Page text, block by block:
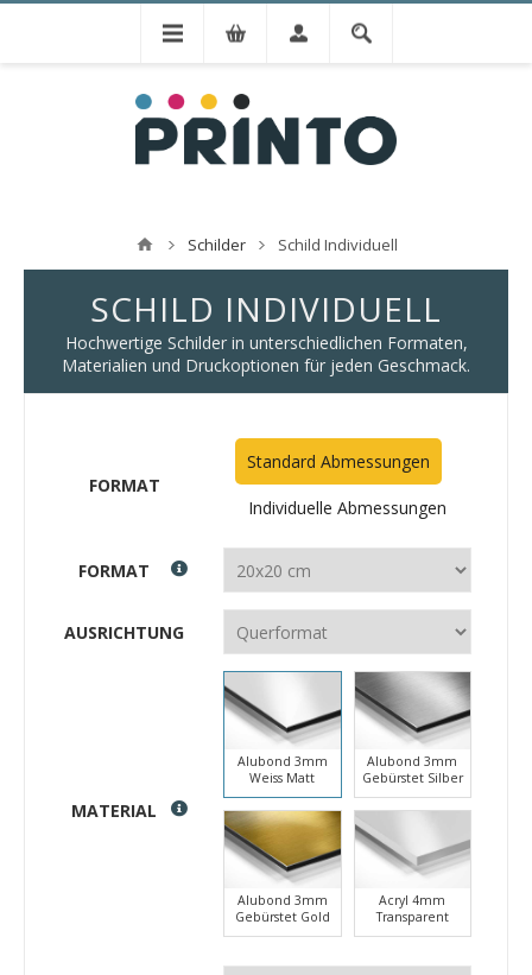
Schilder Schild Individuell
SCHILD INDIVIDUELL
Hochwertige Schilder in unterschiedlichen Formaten,
Materialien und Druckoptionen für jeden Geschmack.
FORMAT
Standard Abmessungen
Individuelle Abmessungen
FORMAT
AUSRICHTUNG
MATERIAL
Alubond 3mm
Weiss Matt
Alubond 3mm
Gebürstet Silber
Alubond 3mm
Gebürstet Gold
Acryl 4mm
Transparent